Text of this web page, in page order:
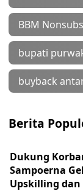
BBM
bupati
buyback
Berita
Dukung
Sampoerna
Upskilling dan